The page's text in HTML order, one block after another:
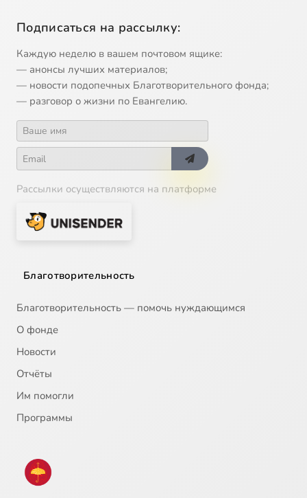
Подписаться на рассылку:
Каждую неделю в вашем почтовом ящике:
— анонсы лучших материалов;
— новости подопечных Благотворительного фонда;
— разговор о жизни по Евангелию.
Рассылки осуществляются на платформе
Благотворительность
Благотворительность — помочь нуждающимся
О фонде
Новости
Отчёты
Им помогли
Программы